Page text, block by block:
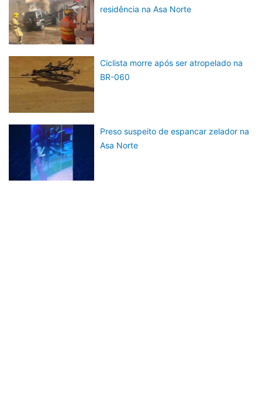
residência na Asa Norte
Ciclista morre após ser atropelado na
BR-060
Preso suspeito de espancar zelador na
Asa Norte